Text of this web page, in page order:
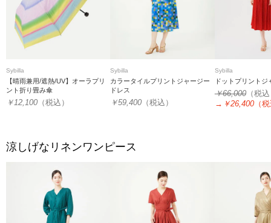
Sybilla
【晴雨兼用/遮熱/UV】オーラプリ
ント折り畳み傘
￥12,100 （税込）
Sybilla
カラータイルプリントジャージー
ドレス
￥59,400 （税込）
Sybilla
ドットプリント
￥66,000（税
→ ￥26,400（
涼しげなリネンワンピース